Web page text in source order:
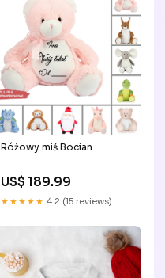
Różowy miś Bocian
US$ 189.99
★★★★★ 4.2 (15 reviews)